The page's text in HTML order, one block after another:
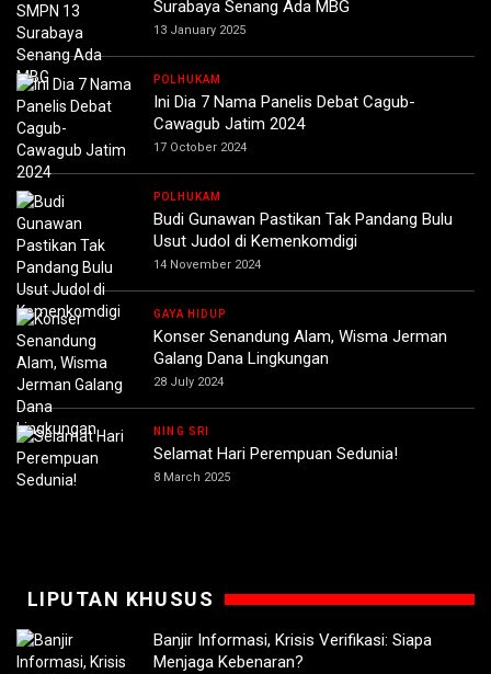
Surabaya Senang Ada MBG
13 January 2025
POLHUKAM
Ini Dia 7 Nama Panelis Debat Cagub-
Cawagub Jatim 2024
17 October 2024
POLHUKAM
Budi Gunawan Pastikan Tak Pandang Bulu
Usut Judol di Kemenkomdigi
14 November 2024
GAYA HIDUP
Konser Senandung Alam, Wisma Jerman
Galang Dana Lingkungan
28 July 2024
NING SRI
Selamat Hari Perempuan Sedunia!
8 March 2025
LIPUTAN KHUSUS
Banjir Informasi, Krisis Verifikasi: Siapa
Menjaga Kebenaran?